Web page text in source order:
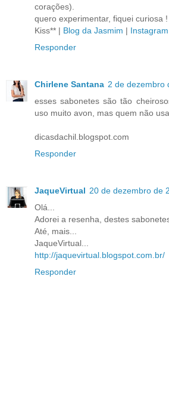
corações).
quero experimentar, fiquei curiosa !
Kiss** | Blog da Jasmim | Instagram
Responder
Chirlene Santana 2 de dezembro
esses sabonetes são tão
uso muito avon, mas quem não
dicasdachil.blogspot.com
Responder
JaqueVirtual 20 de dezembro de
Olá...
Adorei a resenha, destes
Até, mais...
JaqueVirtual...
http://jaquevirtual.blogspot.com.br/
Responder